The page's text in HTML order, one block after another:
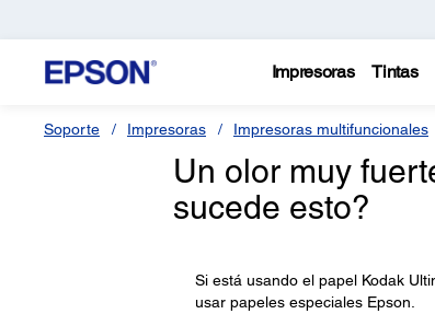
Impresoras Tintas
Soporte Impresoras Impresoras multifuncionales
Un olor muy
sucede esto?
Si está usando el papel Kodak
usar papeles especiales Epson.